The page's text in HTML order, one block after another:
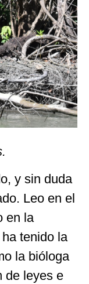
y sin duda
Leo en el
en la
tenido la
la bióloga
de leyes e